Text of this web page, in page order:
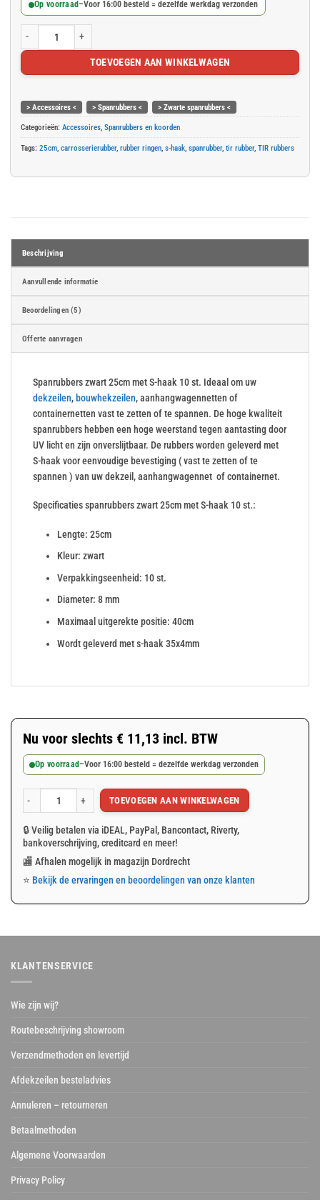
Op voorraad –Voor 16:00 besteld = dezelfde werkdag verzonden
Spanrubbers zwart 25cm met S-haak 10 st. aantal
TOEVOEGEN AAN WINKELWAGEN
> Accessoires < > Spanrubbers <
> Zwarte spanrubbers <
Categorieën: Accessoires, Spanrubbers en koorden
Tags: 25cm, carrosserierubber, rubber ringen, s-haak, spanrubber, tir rubber, TIR rubbers
Beschrijving
Aanvullende informatie
Beoordelingen (5)
Offerte aanvragen
Spanrubbers zwart 25cm met S-haak 10 st. Ideaal om uw
dekzeilen, bouwhekzeilen, aanhangwagennetten of
containernetten vast te zetten of te spannen. De hoge kwaliteit
spanrubbers hebben een hoge weerstand tegen aantasting door
UV licht en zijn onverslijtbaar. De rubbers worden geleverd met
S-haak voor eenvoudige bevestiging ( vast te zetten of te
spannen ) van uw dekzeil, aanhangwagennet of containernet.
Specificaties spanrubbers zwart 25cm met S-haak 10 st.:
Lengte: 25cm
Kleur: zwart
Verpakkingseenheid: 10 st.
Diameter: 8 mm
Maximaal uitgerekte positie: 40cm
Wordt geleverd met s-haak 35x4mm
Nu voor slechts € 11,13 incl. BTW
Op voorraad –Voor 16:00 besteld = dezelfde werkdag verzonden
Spanrubbers zwart 25cm met S-haak 10 st. aantal
TOEVOEGEN AAN WINKELWAGEN
🔒 Veilig betalen via iDEAL, PayPal, Bancontact, Riverty,
bankoverschrijving, creditcard en meer!
🏬 Afhalen mogelijk in magazijn Dordrecht
⭐ Bekijk de ervaringen en beoordelingen van onze klanten
KLANTENSERVICE
Wie zijn wij?
Routebeschrijving showroom
Verzendmethoden en levertijd
Afdekzeilen besteladvies
Annuleren – retourneren
Betaalmethoden
Algemene Voorwaarden
Privacy Policy